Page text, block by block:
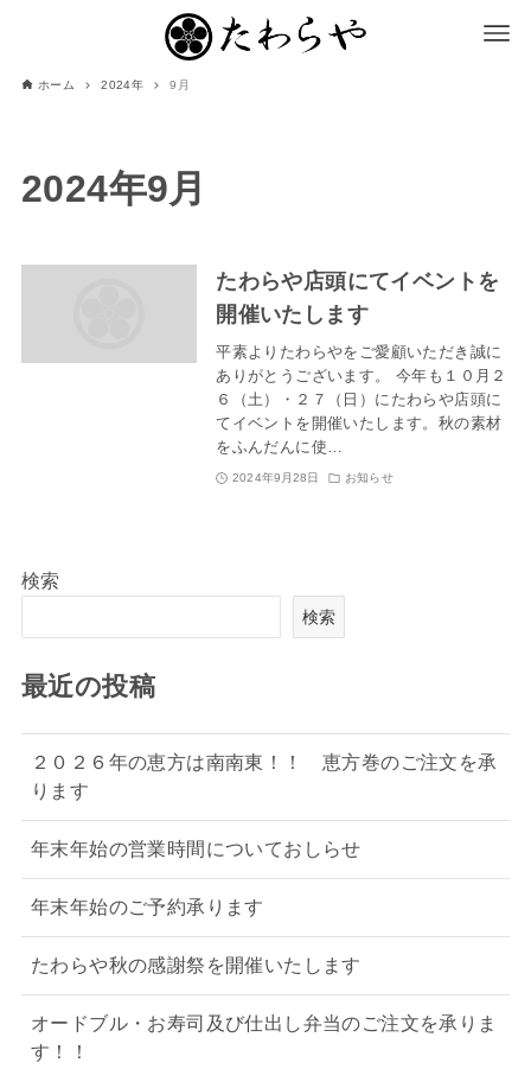
ホーム 2024年 9月
2024年9月
たわらや店頭にてイベントを
開催いたします
平素よりたわらやをご愛顧いただき誠に
ありがとうございます。 今年も１０月２
６（土）・２７（日）にたわらや店頭に
てイベントを開催いたします。秋の素材
をふんだんに使…
2024年9月28日 お知らせ
検索
検索
最近の投稿
２０２６年の恵方は南南東！！ 恵方巻のご注文を承
ります
年末年始の営業時間についておしらせ
年末年始のご予約承ります
たわらや秋の感謝祭を開催いたします
オードブル・お寿司及び仕出し弁当のご注文を承りま
す！！